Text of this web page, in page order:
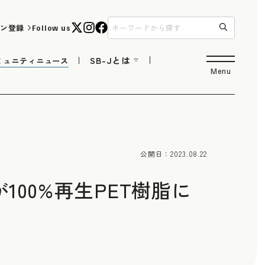
登録 Follow us
ュニティニュース SB-Jとは
Menu
公開日：2023.08.22
再生PET樹脂に